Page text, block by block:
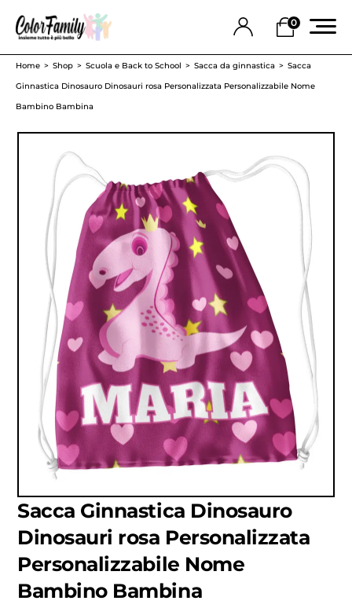
0
Home Shop Scuola e Back to School Sacca da ginnastica
Sacca
Ginnastica Dinosauro Dinosauri rosa Personalizzata Personalizzabile Nome
Bambino Bambina
Sacca Ginnastica Dinosauro
Dinosauri rosa Personalizzata
Personalizzabile Nome
Bambino Bambina